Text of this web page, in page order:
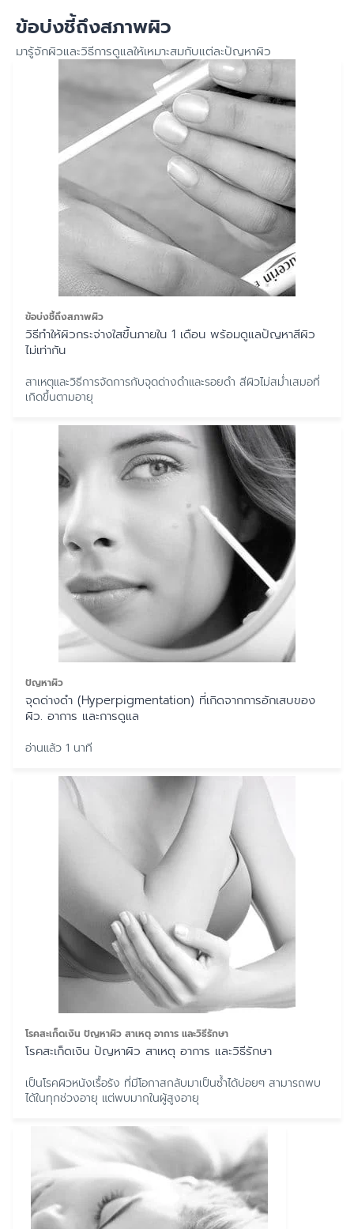
ข้อบ่งชี้ถึงสภาพผิว
มารู้จักผิวและวิธีการดูแลให้เหมาะสมกับแต่ละปัญหาผิว
ข้อบ่งชี้ถึงสภาพผิว
วิธีทำให้ผิวกระจ่างใสขึ้นภายใน 1 เดือน พร้อมดูแลปัญหาสีผิว
ไม่เท่ากัน
สาเหตุและวิธีการจัดการกับจุดด่างดำและรอยดำ สีผิวไม่สม่ำเสมอที่
เกิดขึ้นตามอายุ
ปัญหาผิว
จุดด่างดำ (Hyperpigmentation) ที่เกิดจากการอักเสบของ
ผิว. อาการ และการดูแล
อ่านแล้ว 1 นาที
โรคสะเก็ดเงิน ปัญหาผิว สาเหตุ อาการ และวิธีรักษา
โรคสะเก็ดเงิน ปัญหาผิว สาเหตุ อาการ และวิธีรักษา
เป็นโรคผิวหนังเรื้อรัง ที่มีโอกาสกลับมาเป็นซ้ำได้บ่อยๆ สามารถพบ
ได้ในทุกช่วงอายุ แต่พบมากในผู้สูงอายุ